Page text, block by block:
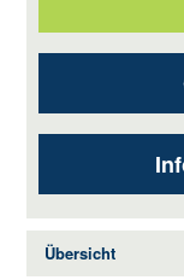
Übersicht